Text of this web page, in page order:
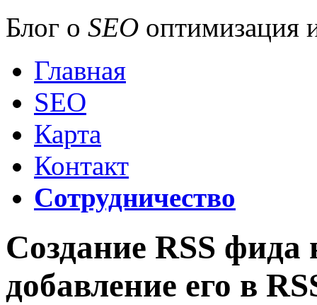
Блог о SEO оптимизация
Главная
SEO
Карта
Контакт
Сотрудничество
Создание RSS фида
добавление его в